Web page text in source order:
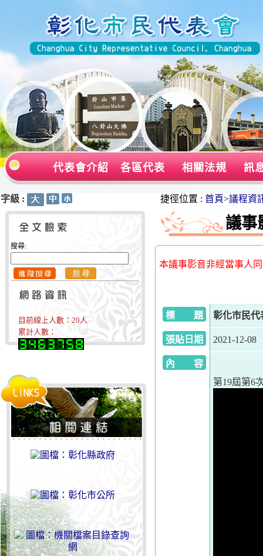
代表會介紹 各區代表 相關法規 訊
字級 :
搜尋:
目前線上人數： 20人
累計人數：
捷徑位置 : 首頁>議程資
議事
本議事影音非經當事人
標 題 彰化市民代
張貼日期 2021-12-08
內 容
第19屆第6